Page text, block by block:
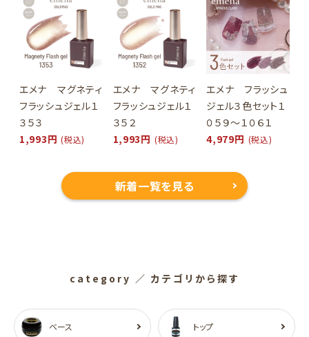
エメナ マグネティ
フラッシュジェル１
３５３
1,993円 (税込)
エメナ マグネティ
フラッシュジェル１
３５２
1,993円 (税込)
エメナ フラッシュ
ジェル３色セット１
０５９～１０６１
4,979円 (税込)
新着一覧を見る
category ／ カテゴリから探す
ベース トップ